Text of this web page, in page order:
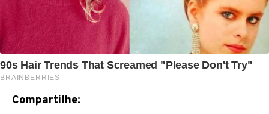
Compartilhe: